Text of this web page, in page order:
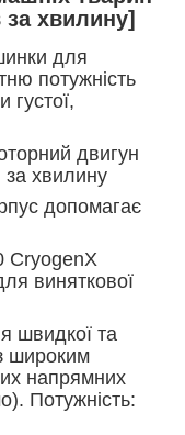
за хвилину]
для
потужність
густої,
двигун
за хвилину
допомагає
CryogenX
виняткової
швидкої та
широким
напрямних
Потужність: